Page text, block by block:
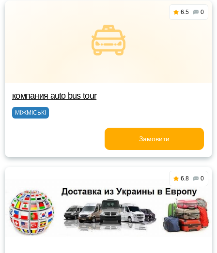
6.5 0
компания аuto bus tour
МІЖМІСЬКІ
Замовити
6.8 0